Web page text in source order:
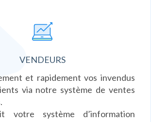
VENDEURS
et rapidement vos invendus
via notre système de ventes
votre système d’information